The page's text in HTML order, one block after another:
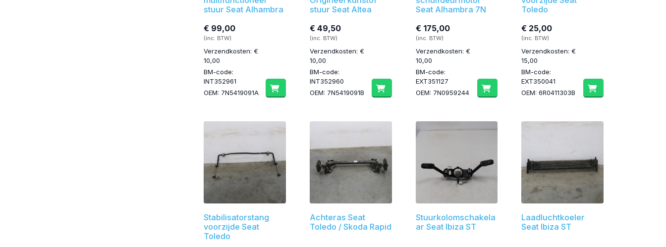
stuur Seat Alhambra
€ 99,00
(inc. BTW)
Verzendkosten: €
10,00
BM-code:
INT352961
OEM: 7N5419091A
stuur Seat Altea
€ 49,50
(inc. BTW)
Verzendkosten: €
10,00
BM-code:
INT352960
OEM: 7N5419091B
Seat Alhambra 7N
€ 175,00
(inc. BTW)
Verzendkosten: €
10,00
BM-code:
EXT351127
OEM: 7N0959244
Toledo
€ 25,00
(inc. BTW)
Verzendkosten: €
15,00
BM-code:
EXT350041
OEM: 6R0411303B
Stabilisatorstang
voorzijde Seat
Toledo
Achteras Seat
Toledo / Skoda Rapid
Stuurkolomschakela
ar Seat Ibiza ST
Laadluchtkoeler
Seat Ibiza ST